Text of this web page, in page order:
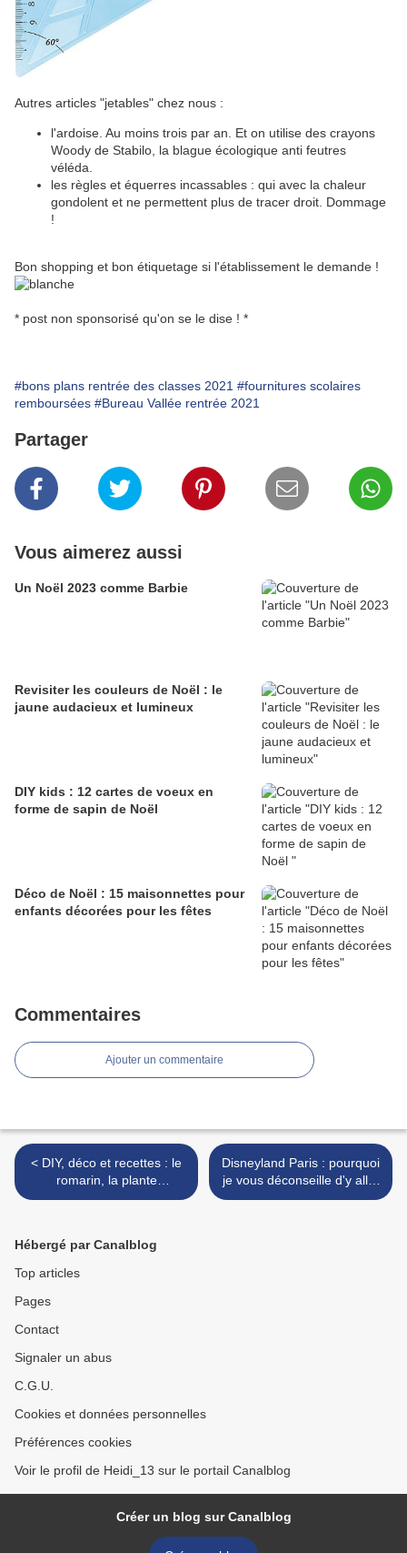
Autres articles "jetables" chez nous :
l'ardoise. Au moins trois par an. Et on utilise des crayons
Woody de Stabilo, la blague écologique anti feutres
véléda.
les règles et équerres incassables : qui avec la chaleur
gondolent et ne permettent plus de tracer droit. Dommage
!
Bon shopping et bon étiquetage si l'établissement le demande !
* post non sponsorisé qu'on se le dise ! *
#bons plans rentrée des classes 2021 #fournitures scolaires
remboursées #Bureau Vallée rentrée 2021
Partager
Vous aimerez aussi
Un Noël 2023 comme Barbie
Revisiter les couleurs de Noël : le
jaune audacieux et lumineux
DIY kids : 12 cartes de voeux en
forme de sapin de Noël
Déco de Noël : 15 maisonnettes pour
enfants décorées pour les fêtes
Commentaires
Ajouter un commentaire
< DIY, déco et recettes : le
romarin, la plante
aromatique multifonction à
Disneyland Paris : pourquoi
je vous déconseille d'y aller
cet été 2021 >
Hébergé par Canalblog
Top articles
Pages
Contact
Signaler un abus
C.G.U.
Cookies et données personnelles
Préférences cookies
Voir le profil de Heidi_13 sur le portail Canalblog
Créer un blog sur Canalblog